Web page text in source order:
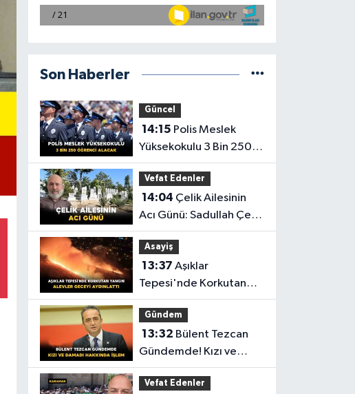
Son Haberler
Güncel
14:15
Yüksekokulu 3 Bin 250
Öğrenci Alacak
Vefat Edenler
14:04
Acı Günü: Sadullah Çelik
Vefat Etti
Asayiş
13:37
Tepesi'nde Korkutan
Yangın: Alevler Geceyi
Aydınlattı
Gündem
13:32
Gündemde! Kızı ve
Damadı Hakkında İşlem
Vefat Edenler